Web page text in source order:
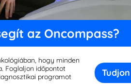
Kiválasztottak elfogadása
Analitika Hirdetések
a daganatot kontrollálta,
onkológiai megközelítésének
áttörést hozott a kezelésében.
tervezés kulcsfontosságú lehet a
mint az Ewing-szarkóma.
az Oncompass?
hogy minden
Foglaljon időpontot
programot